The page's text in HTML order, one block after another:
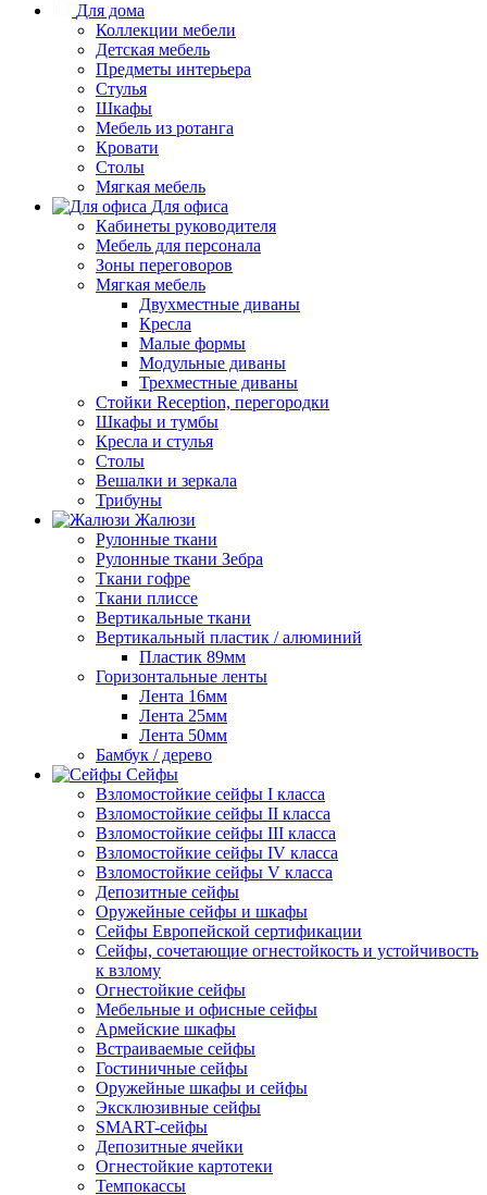
Для дома
Коллекции мебели
Детская мебель
Предметы интерьера
Стулья
Шкафы
Мебель из ротанга
Кровати
Столы
Мягкая мебель
Для офиса
Кабинеты руководителя
Мебель для персонала
Зоны переговоров
Мягкая мебель
Двухместные диваны
Кресла
Малые формы
Модульные диваны
Трехместные диваны
Стойки Reception, перегородки
Шкафы и тумбы
Кресла и стулья
Столы
Вешалки и зеркала
Трибуны
Жалюзи
Рулонные ткани
Рулонные ткани Зебра
Ткани гофре
Ткани плиссе
Вертикальные ткани
Вертикальный пластик / алюминий
Пластик 89мм
Горизонтальные ленты
Лента 16мм
Лента 25мм
Лента 50мм
Бамбук / дерево
Сейфы
Взломостойкие сейфы I класса
Взломостойкие сейфы II класса
Взломостойкие сейфы III класса
Взломостойкие сейфы IV класса
Взломостойкие сейфы V класса
Депозитные сейфы
Оружейные сейфы и шкафы
Сейфы Европейской сертификации
Сейфы, сочетающие огнестойкость и устойчивость
к взлому
Огнестойкие сейфы
Мебельные и офисные сейфы
Армейские шкафы
Встраиваемые сейфы
Гостиничные сейфы
Оружейные шкафы и сейфы
Эксклюзивные сейфы
SMART-сейфы
Депозитные ячейки
Огнестойкие картотеки
Темпокассы